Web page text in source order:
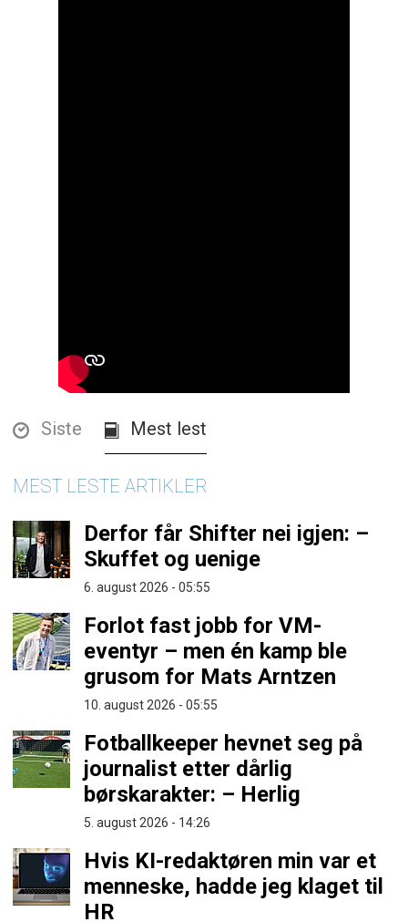
Siste Mest lest
MEST LESTE ARTIKLER
Derfor får Shifter nei igjen: –
Skuffet og uenige
6. august 2026 - 05:55
Forlot fast jobb for VM-
eventyr – men én kamp ble
grusom for Mats Arntzen
10. august 2026 - 05:55
Fotballkeeper hevnet seg på
journalist etter dårlig
børskarakter: – Herlig
5. august 2026 - 14:26
Hvis KI-redaktøren min var et
menneske, hadde jeg klaget til
HR